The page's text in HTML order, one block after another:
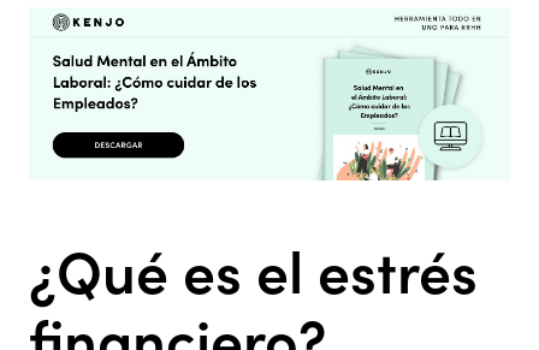
¿Qué es el estrés